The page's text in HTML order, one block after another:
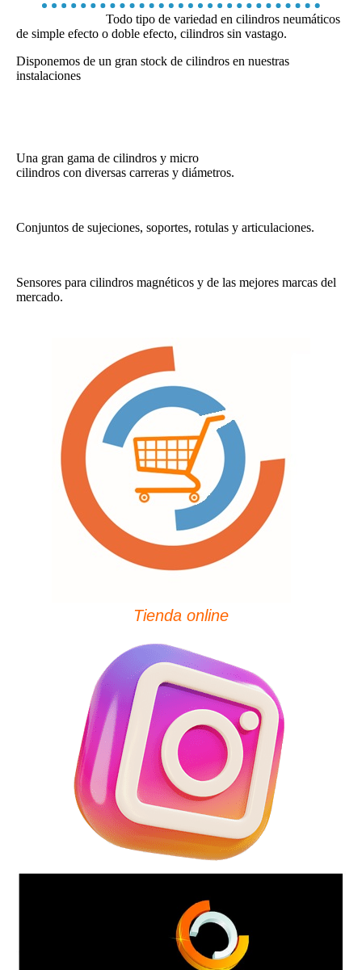
Todo tipo de variedad en cilindros neumáticos
de simple efecto o doble efecto, cilindros sin vastago.
Disponemos de un gran stock de cilindros en nuestras
instalaciones
Una gran gama de cilindros y micro
cilindros con diversas carreras y diámetros.
Conjuntos de sujeciones, soportes, rotulas y articulaciones.
Sensores para cilindros magnéticos y de las mejores marcas del
mercado.
Tienda online